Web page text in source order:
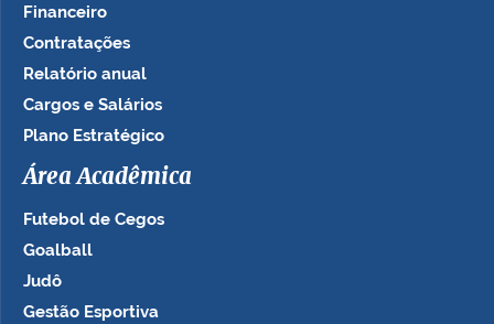
Financeiro
Contratações
Relatório anual
Cargos e Salários
Plano Estratégico
Área Acadêmica
Futebol de Cegos
Goalball
Judô
Gestão Esportiva